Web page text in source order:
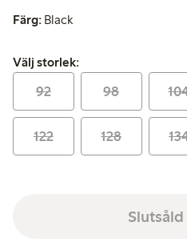
Färg: Black
Välj storlek:
Välj storlek:
92 98
122 128